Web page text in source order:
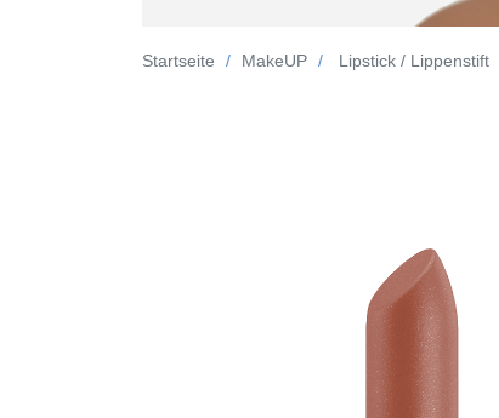
Startseite MakeUP Lipstick / Lippenstift